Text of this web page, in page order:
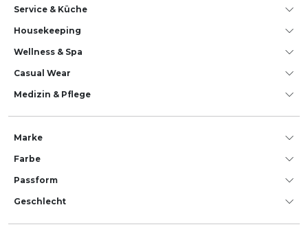
Service & Küche
House­keeping
Wellness & Spa
Casual Wear
Medizin & Pflege
Marke
Farbe
Passform
Geschlecht